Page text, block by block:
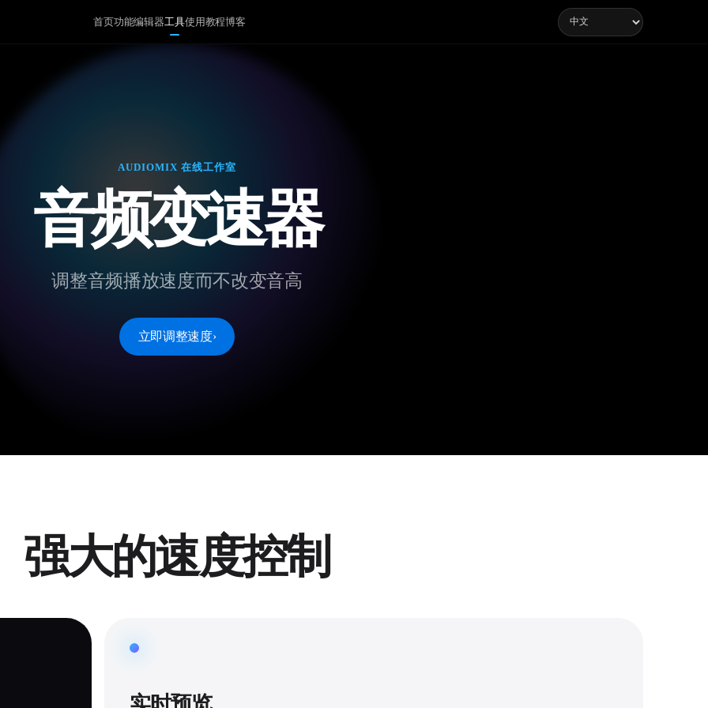
首页功能编辑器工具使用教程博客
AUDIOMIX 在线工作室
音频变速器
调整音频播放速度而不改变音高
立即调整速度›
强大的速度控制